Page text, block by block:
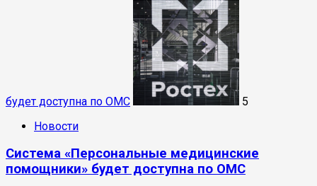
будет доступна по ОМС
5
Новости
Система «Персональные медицинские
помощники» будет доступна по ОМС